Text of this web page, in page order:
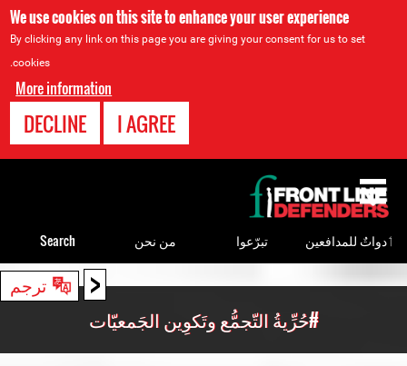
We use cookies on this site to enhance your user experience
By clicking any link on this page you are giving your consent for us to set
cookies.
More information
I AGREE
DECLINE
< ترجم
#حُرِّيةُ التّجمُّع وتَكوِين الجَمعيّات
to
top
ٲدواتٌ للمدافعين تبرّعوا من نحن Search